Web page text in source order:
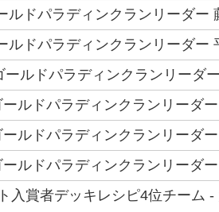
ドパラディンクランリーダー
ドパラディンクランリーダー
ルドパラディンクランリーダ
ルドパラディンクランリーダ
ルドパラディンクランリーダ
ルドパラディンクランリーダ
入賞者デッキレシピ4位チーム